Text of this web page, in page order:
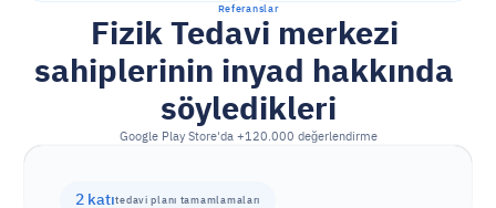
Referanslar
Fizik Tedavi merkezi
sahiplerinin inyad hakkında
söyledikleri
Google Play Store'da +120.000 değerlendirme
+%50çevrimiçi rezervasyonlar
2 katıtedavi planı tamamlamaları